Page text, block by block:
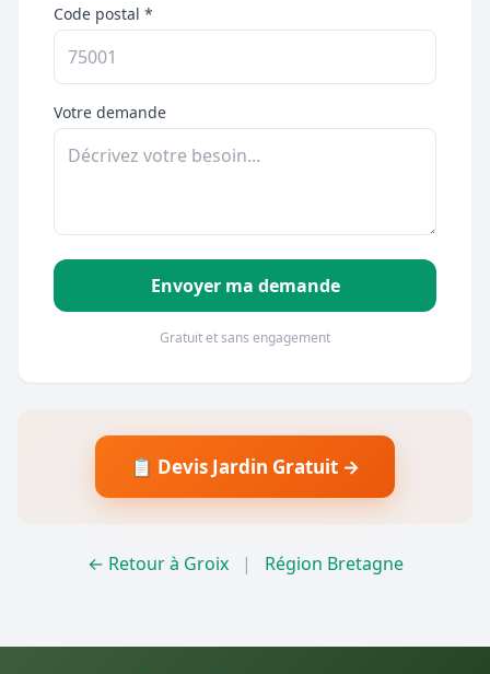
Code postal *
Votre demande
Envoyer ma demande
Gratuit et sans engagement
📋 Devis Jardin Gratuit →
← Retour à Groix | Région Bretagne